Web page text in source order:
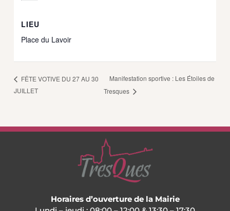
LIEU
Place du Lavoir
FÊTE VOTIVE DU 27 AU 30
JUILLET
Manifestation sportive : Les Étoiles de
Tresques
Horaires d’ouverture de la Mairie